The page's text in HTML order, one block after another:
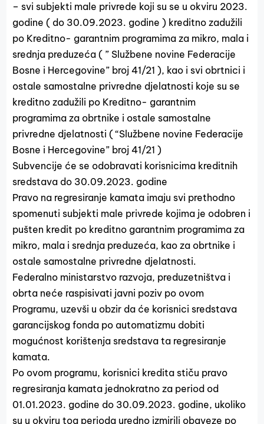
– svi subjekti male privrede koji su se u okviru 2023.
godine ( do 30.09.2023. godine ) kreditno zadužili
po Kreditno- garantnim programima za mikro, mala i
srednja preduzeća ( ” Službene novine Federacije
Bosne i Hercegovine” broj 41/21 ), kao i svi obrtnici i
ostale samostalne privredne djelatnosti koje su se
kreditno zadužili po Kreditno- garantnim
programima za obrtnike i ostale samostalne
privredne djelatnosti ( “Službene novine Federacije
Bosne i Hercegovine” broj 41/21 )
Subvencije će se odobravati korisnicima kreditnih
sredstava do 30.09.2023. godine
Pravo na regresiranje kamata imaju svi prethodno
spomenuti subjekti male privrede kojima je odobren i
pušten kredit po kreditno garantnim programima za
mikro, mala i srednja preduzeća, kao za obrtnike i
ostale samostalne privredne djelatnosti.
Federalno ministarstvo razvoja, preduzetništva i
obrta neće raspisivati javni poziv po ovom
Programu, uzevši u obzir da će korisnici sredstava
garancijskog fonda po automatizmu dobiti
mogućnost korištenja sredstava ta regresiranje
kamata.
Po ovom programu, korisnici kredita stiču pravo
regresiranja kamata jednokratno za period od
01.01.2023. godine do 30.09.2023. godine, ukoliko
su u okviru tog perioda uredno izmirili obaveze po